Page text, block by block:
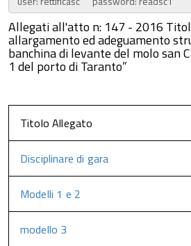
Allegati all'atto n: 147 - 2016
allargamento ed adeguamento
banchina di levante del molo san
1 del porto di Taranto”
Titolo Allegato
Disciplinare di gara
Modelli 1 e 2
modello 3